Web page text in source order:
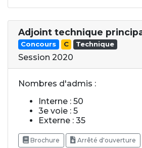
Adjoint technique
Concours C Technique
Session 2020
Nombres d'admis :
Interne : 50
3e voie : 5
Externe : 35
Brochure Arrêté d'ouverture